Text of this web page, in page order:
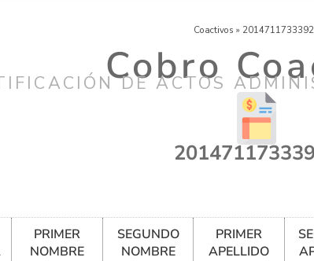
Coactivos »
Cobro
DE ACTOS
PRIMER
NOMBRE
SEGUNDO
NOMBRE
PRIMER
APELLIDO